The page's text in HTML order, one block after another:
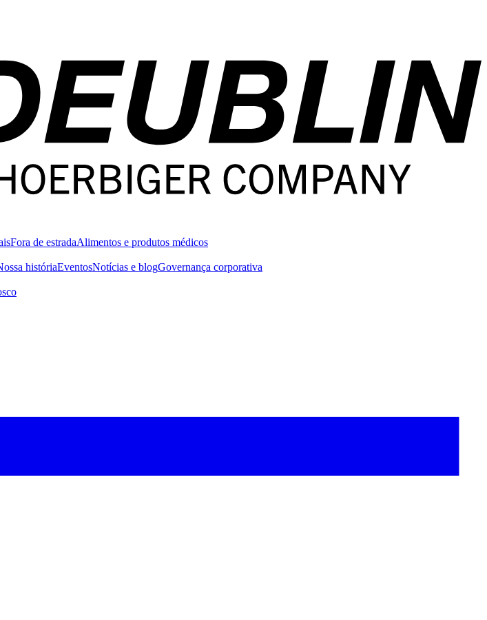
Fora de estradaAlimentos e produtos médicos
históriaEventosNotícias e blogGovernança corporativa